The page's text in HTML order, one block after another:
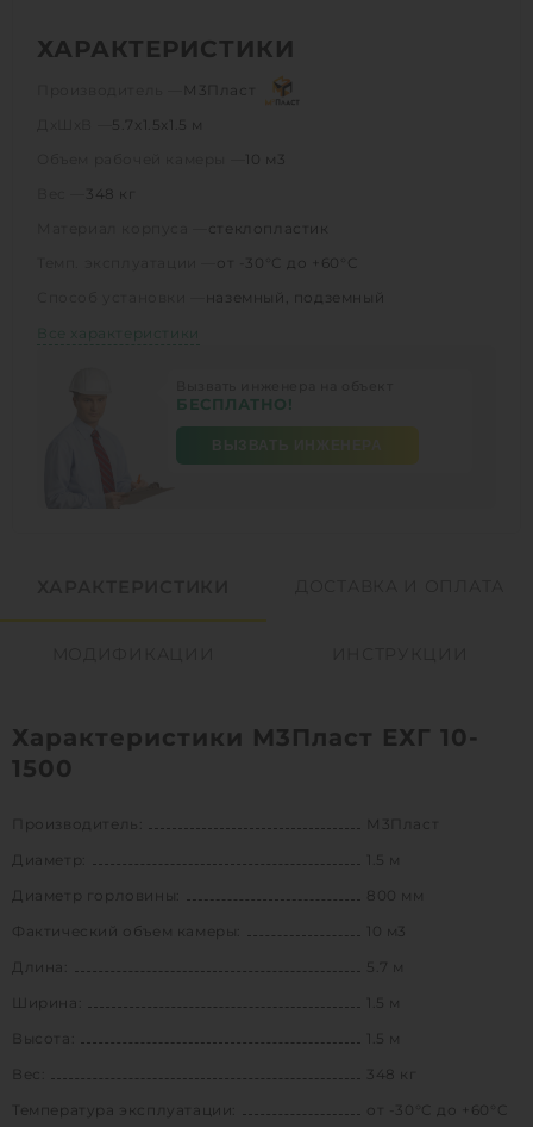
ХАРАКТЕРИСТИКИ
М3Пласт
5.7х1.5х1.5 м
10 м3
348 кг
стеклопластик
от -30°C до +60°C
наземный, подземный
Все характеристики
БЕСПЛАТНО!
Характеристики М3Пласт ЕХГ 10-
1500
Производитель:
М3Пласт
Диаметр:
1.5 м
Диаметр горловины:
800 мм
Фактический объем камеры:
10 м3
Длина:
5.7 м
Ширина:
1.5 м
Высота:
1.5 м
348 кг
Температура эксплуатации:
от -30°C до +60°C